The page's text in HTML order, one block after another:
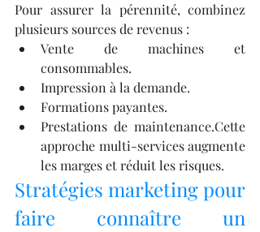
Pour assurer la pérennité, combinez
plusieurs sources de revenus :
Vente de machines et
consommables.
Impression à la demande.
Formations payantes.
Prestations de maintenance.Cette
approche multi-services augmente
les marges et réduit les risques.
Stratégies marketing pour
faire connaître un